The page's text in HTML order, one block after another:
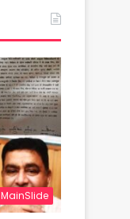
MainSlide